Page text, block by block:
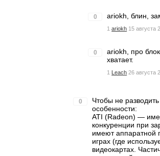
0 ariokh, блин,
1 ariokh 15 августа
0
ariokh, про
хватает.
1 Leach 26 августа
0
Чтобы не
особенности:
ATI (Radeon) —
конкуренции при
имеют аппаратной
играх (где
видеокартах.